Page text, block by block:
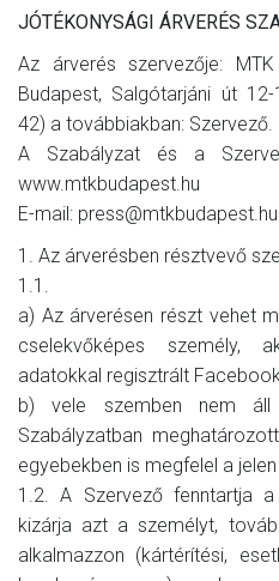
JÓTÉKONYSÁGI ÁRVERÉS
Az árverés szervezője:
Budapest, Salgótarjáni út
42) a továbbiakban: Szervező.
A Szabályzat és a
www.mtkbudapest.hu
E-mail: press@mtkbudapest.hu
1. Az árverésben résztvevő
1.1.
a) Az árverésen részt vehet
cselekvőképes személy,
adatokkal regisztrált
b) vele szemben nem áll
Szabályzatban
egyebekben is megfelel a
1.2. A Szervező fenntartja
kizárja azt a személyt,
alkalmazzon (kártérítési,